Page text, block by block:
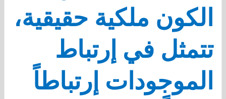
الكون ملكية حقيقية،
تتمثل في إرتباط
الموجودات إرتباطاً